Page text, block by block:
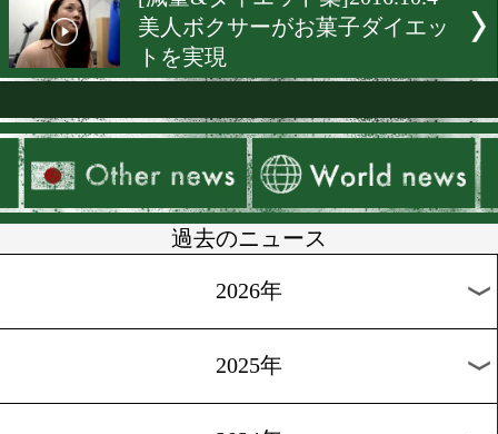
ピリ辛アジアン料理を食べ
量しよう
[減量&ダイエット
減量の秘訣はストレス解消
褒美”
[減量&ダイエット集
減量用特製シチューで身体
めよう!
[減量&ダイエット集